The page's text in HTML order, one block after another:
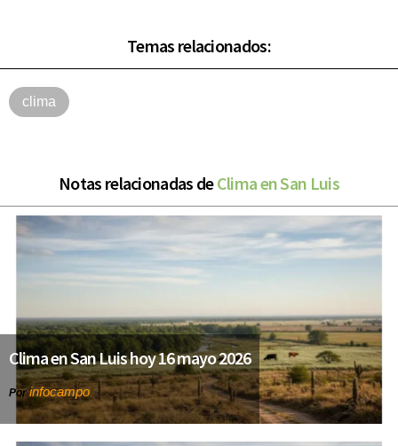
Temas relacionados:
clima
Notas relacionadas deClima en San Luis
Clima en San Luis hoy 16 mayo 2026
Porinfocampo